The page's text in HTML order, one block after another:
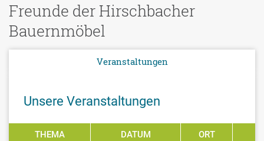
Freunde der Hirschbacher
Bauernmöbel
Veranstaltungen
Unsere Veranstaltungen
THEMA DATUM ORT